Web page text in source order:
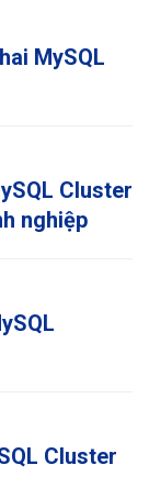
MySQL
Cluster
nghiệp
Cluster